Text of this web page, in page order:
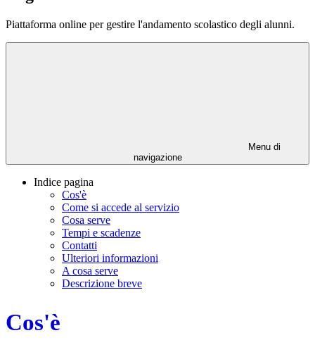
Piattaforma online per gestire l'andamento scolastico degli alunni.
Menu di
navigazione
Indice pagina
Cos'è
Come si accede al servizio
Cosa serve
Tempi e scadenze
Contatti
Ulteriori informazioni
A cosa serve
Descrizione breve
Cos'è